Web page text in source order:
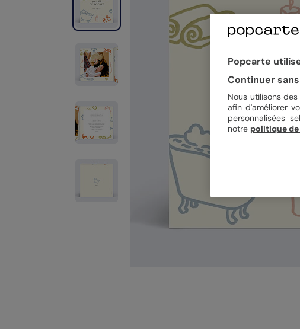
Popcarte
Continuer
Nous utilisons
afin d'améliorer
personnalisées
notre politique